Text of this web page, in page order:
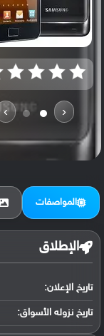
‹
›
المواصفات
الإطلاق
تاريخ الإعلان:
تاريخ نزوله الأسواق: